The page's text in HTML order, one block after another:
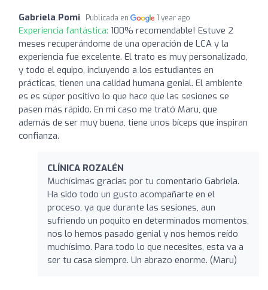
Gabriela Pomi Publicada en 1 year ago
Experiencia fantástica: 100% recomendable! Estuve 2
meses recuperándome de una operación de LCA y la
experiencia fue excelente. El trato es muy personalizado,
y todo el equipo, incluyendo a los estudiantes en
prácticas, tienen una calidad humana genial. El ambiente
es es súper positivo lo que hace que las sesiones se
pasen más rápido. En mi caso me trató Maru, que
además de ser muy buena, tiene unos bíceps que inspiran
confianza.
CLÍNICA ROZALÉN
Muchísimas gracias por tu comentario Gabriela.
Ha sido todo un gusto acompañarte en el
proceso, ya que durante las sesiones, aun
sufriendo un poquito en determinados momentos,
nos lo hemos pasado genial y nos hemos reído
muchísimo. Para todo lo que necesites, esta va a
ser tu casa siempre. Un abrazo enorme. (Maru)